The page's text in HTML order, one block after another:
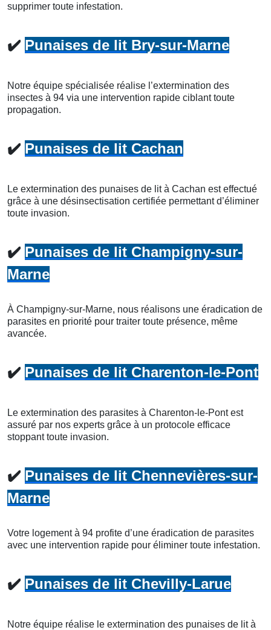
supprimer toute infestation.
✔️ Punaises de lit Bry-sur-Marne
Notre équipe spécialisée réalise l’extermination des
insectes à 94 via une intervention rapide ciblant toute
propagation.
✔️ Punaises de lit Cachan
Le extermination des punaises de lit à Cachan est effectué
grâce à une désinsectisation certifiée permettant d’éliminer
toute invasion.
✔️ Punaises de lit Champigny-sur-
Marne
À Champigny-sur-Marne, nous réalisons une éradication de
parasites en priorité pour traiter toute présence, même
avancée.
✔️ Punaises de lit Charenton-le-Pont
Le extermination des parasites à Charenton-le-Pont est
assuré par nos experts grâce à un protocole efficace
stoppant toute invasion.
✔️ Punaises de lit Chennevières-sur-
Marne
Votre logement à 94 profite d’une éradication de parasites
avec une intervention rapide pour éliminer toute infestation.
✔️ Punaises de lit Chevilly-Larue
Notre équipe réalise le extermination des punaises de lit à